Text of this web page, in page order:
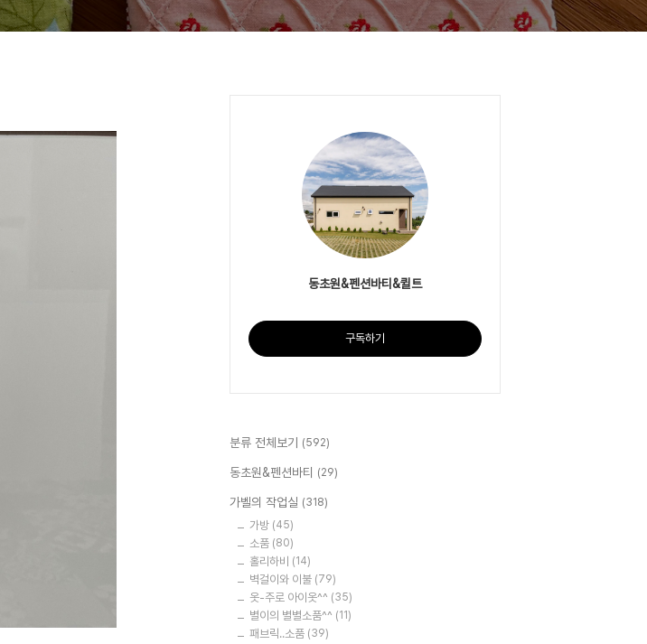
동초원&펜션바티&퀼트
구독하기
분류 전체보기 (592)
동초원&펜션바티 (29)
가벨의 작업실 (318)
가방 (45)
소품 (80)
홀리하비 (14)
벽걸이와 이불 (79)
옷-주로 아이옷^^ (35)
별이의 별별소품^^ (11)
패브릭..소품 (39)